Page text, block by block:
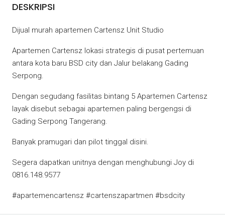
DESKRIPSI
Dijual murah apartemen Cartensz Unit Studio
Apartemen Cartensz lokasi strategis di pusat pertemuan
antara kota baru BSD city dan Jalur belakang Gading
Serpong.
Dengan segudang fasilitas bintang 5 Apartemen Cartensz
layak disebut sebagai apartemen paling bergengsi di
Gading Serpong Tangerang.
Banyak pramugari dan pilot tinggal disini.
Segera dapatkan unitnya dengan menghubungi Joy di
0816.148.9577
#apartemencartensz #cartenszapartmen #bsdcity